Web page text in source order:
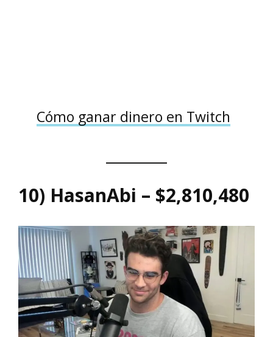
Cómo ganar dinero en Twitch
10) HasanAbi – $2,810,480